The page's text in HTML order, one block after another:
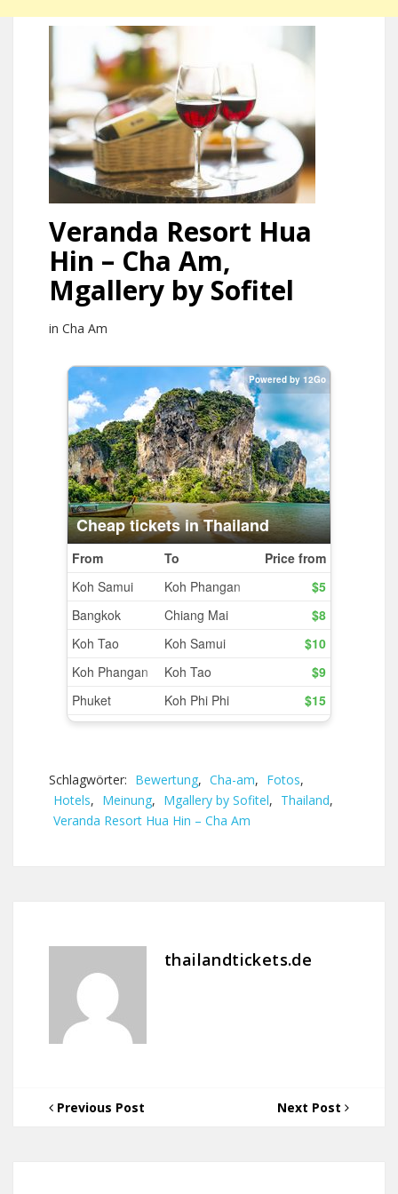
Veranda Resort Hua
Hin – Cha Am,
Mgallery by Sofitel
in Cha Am
Schlagwörter: Bewertung, Cha-am, Fotos,
Hotels, Meinung, Mgallery by Sofitel, Thailand,
Veranda Resort Hua Hin – Cha Am
thailandtickets.de
Previous Post Next Post